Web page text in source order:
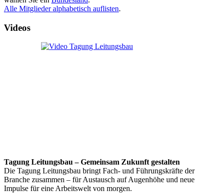
Alle Mitglieder alphabetisch auflisten.
Videos
Tagung Leitungsbau – Gemeinsam Zukunft gestalten
Die Tagung Leitungsbau bringt Fach- und Führungskräfte der
Branche zusammen – für Austausch auf Augenhöhe und neue
Impulse für eine Arbeitswelt von morgen.